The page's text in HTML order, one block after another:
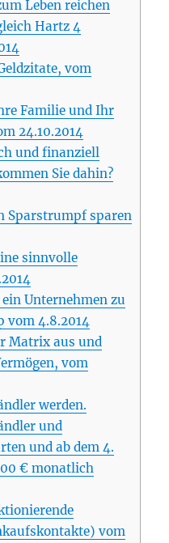
Leben reichen
Hartz 4
vom
Familie und Ihr
24.10.2014
und finanziell
Sie dahin?
Sparstrumpf sparen
sinnvolle
Unternehmen zu
vom 4.8.2014
Matrix aus und
vom
werden.
und
und ab dem 4.
€ monatlich
vom